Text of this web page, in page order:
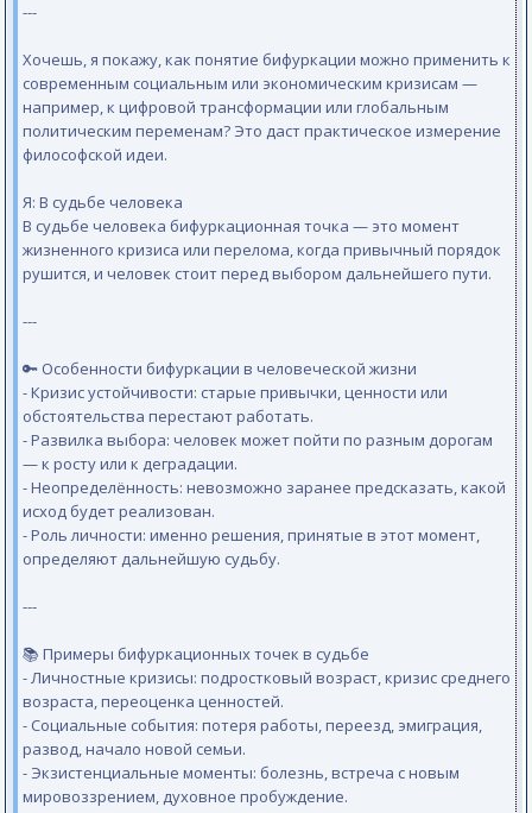
---
Хочешь, я покажу, как понятие бифуркации можно применить к
современным социальным или экономическим кризисам —
например, к цифровой трансформации или глобальным
политическим переменам? Это даст практическое измерение
философской идеи.
Я: В судьбе человека
В судьбе человека бифуркационная точка — это момент
жизненного кризиса или перелома, когда привычный порядок
рушится, и человек стоит перед выбором дальнейшего пути.
---
🔑 Особенности бифуркации в человеческой жизни
- Кризис устойчивости: старые привычки, ценности или
обстоятельства перестают работать.
- Развилка выбора: человек может пойти по разным дорогам
— к росту или к деградации.
- Неопределённость: невозможно заранее предсказать, какой
исход будет реализован.
- Роль личности: именно решения, принятые в этот момент,
определяют дальнейшую судьбу.
---
📚 Примеры бифуркационных точек в судьбе
- Личностные кризисы: подростковый возраст, кризис среднего
возраста, переоценка ценностей.
- Социальные события: потеря работы, переезд, эмиграция,
развод, начало новой семьи.
- Экзистенциальные моменты: болезнь, встреча с новым
мировоззрением, духовное пробуждение.